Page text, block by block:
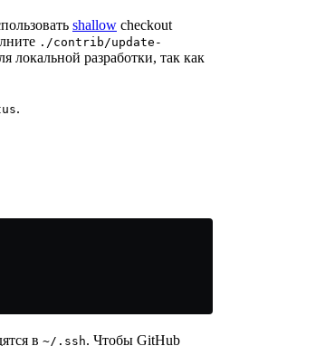
shallow checkout
./contrib/update-
локальной разработки, так как
.
в ~/.ssh. Чтобы GitHub